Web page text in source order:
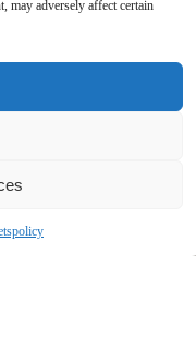
may adversely affect certain
FAKTA